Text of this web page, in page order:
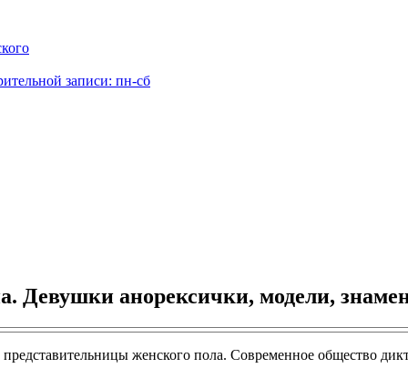
записи: пн-сб
анорексички, модели,
женского пола. Современное общество